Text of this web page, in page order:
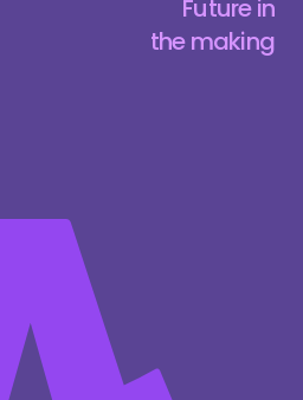
Future in
the making